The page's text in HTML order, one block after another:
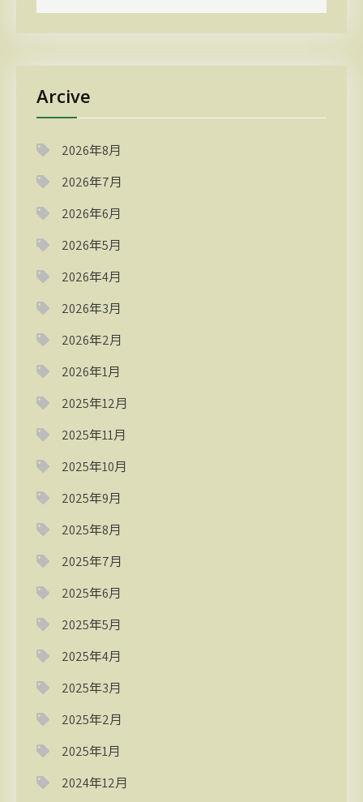
Arcive
2026年8月
2026年7月
2026年6月
2026年5月
2026年4月
2026年3月
2026年2月
2026年1月
2025年12月
2025年11月
2025年10月
2025年9月
2025年8月
2025年7月
2025年6月
2025年5月
2025年4月
2025年3月
2025年2月
2025年1月
2024年12月